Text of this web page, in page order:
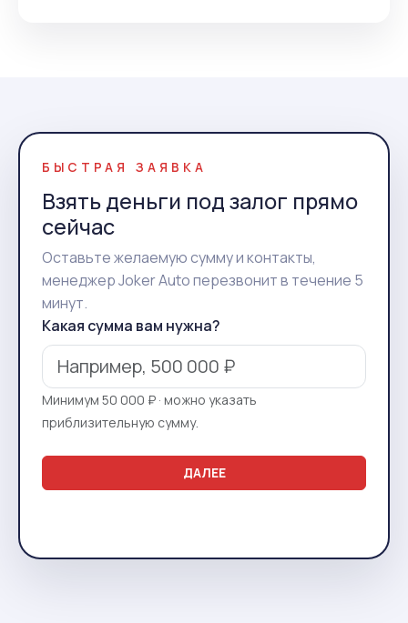
БЫСТРАЯ ЗАЯВКА
Взять деньги под залог прямо
сейчас
Оставьте желаемую сумму и контакты,
менеджер Joker Auto перезвонит в течение 5
минут.
Какая сумма вам нужна?
Минимум 50 000 ₽ · можно указать
приблизительную сумму.
ДАЛЕЕ